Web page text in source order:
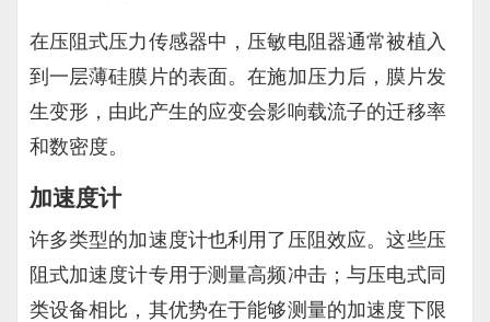
在压阻式压力传感器中，压敏电阻器通常被植入
到一层薄硅膜片的表面。在施加压力后，膜片发
生变形，由此产生的应变会影响载流子的迁移率
和数密度。
加速度计
许多类型的加速度计也利用了压阻效应。这些压
阻式加速度计专用于测量高频冲击；与压电式同
类设备相比，其优势在于能够测量的加速度下限